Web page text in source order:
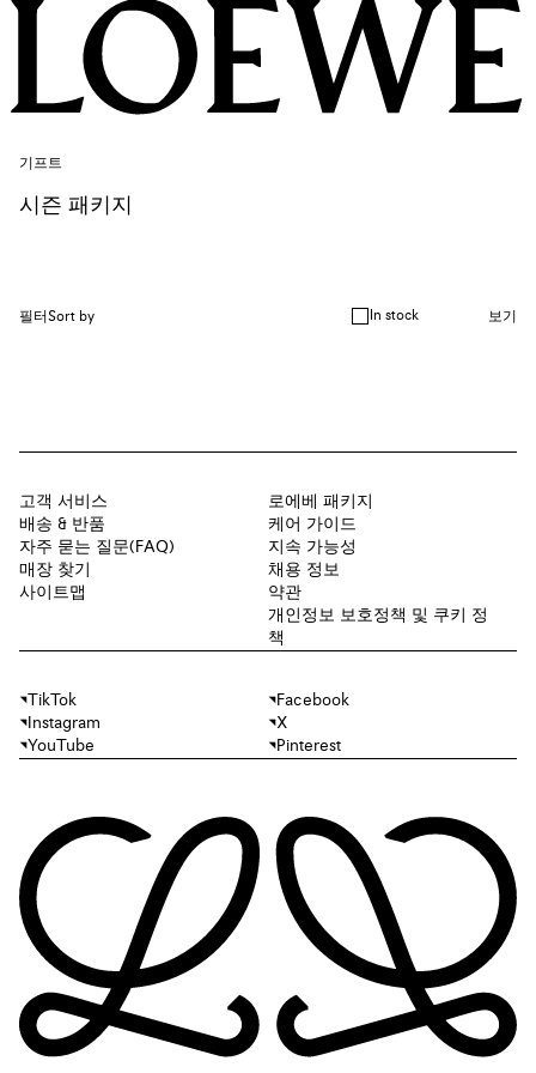
기프트
시즌 패키지
필터Sort by In stock 보기
고객 서비스
배송 & 반품
자주 묻는 질문(FAQ)
매장 찾기
사이트맵
로에베 패키지
케어 가이드
지속 가능성
채용 정보
약관
개인정보 보호정책 및 쿠키 정
책
TikTok
Facebook
Instagram
X
YouTube
Pinterest